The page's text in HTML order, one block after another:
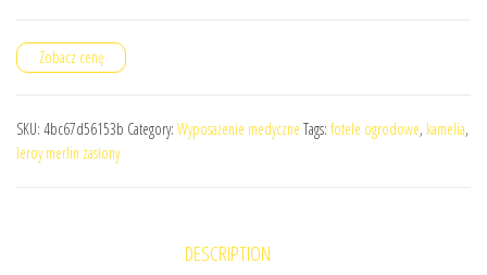
Zobacz cenę
SKU: 4bc67d56153b Category: Wyposażenie medyczne Tags: fotele ogrodowe, kamelia,
leroy merlin zasłony
DESCRIPTION